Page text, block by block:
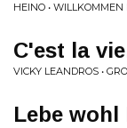
HEINO •
C'est la
VICKY LEANDROS •
Lebe wohl